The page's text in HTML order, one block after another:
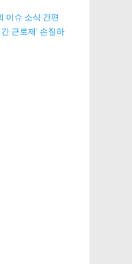
이슈 소식 간편
근로제' 손질하